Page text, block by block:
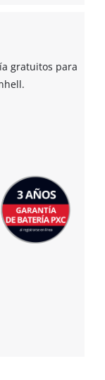
gratuitos para